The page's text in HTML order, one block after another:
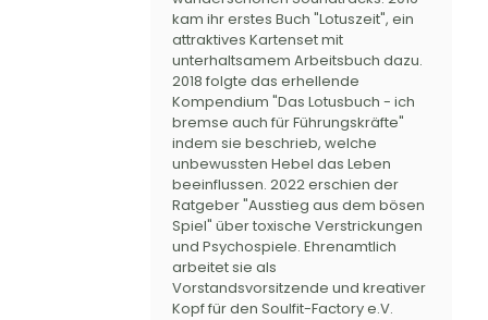
kam ihr erstes Buch "Lotuszeit", ein
attraktives Kartenset mit
unterhaltsamem Arbeitsbuch dazu.
2018 folgte das erhellende
Kompendium "Das Lotusbuch - ich
bremse auch für Führungskräfte"
indem sie beschrieb, welche
unbewussten Hebel das Leben
beeinflussen. 2022 erschien der
Ratgeber "Ausstieg aus dem bösen
Spiel" über toxische Verstrickungen
und Psychospiele. Ehrenamtlich
arbeitet sie als
Vorstandsvorsitzende und kreativer
Kopf für den Soulfit-Factory e.V.